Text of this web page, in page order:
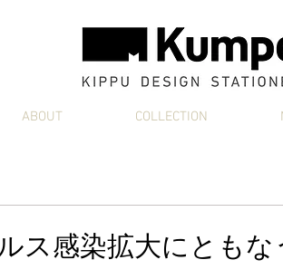
ABOUT COLLECTION
ス感染拡大にともな